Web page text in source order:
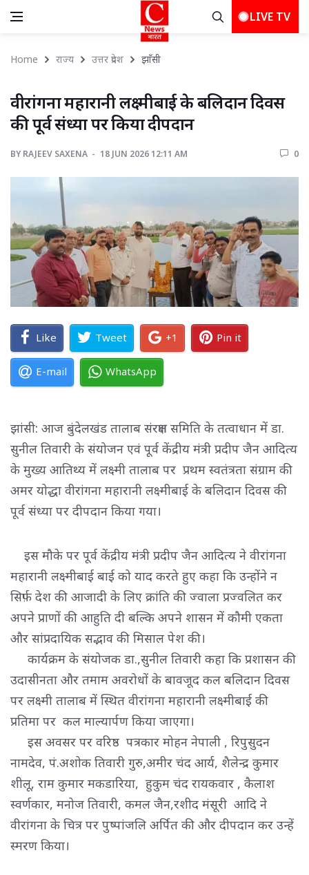
LIVE TV
Home राज्य उत्तर प्रदेश झाँसी
वीरांगना महारानी लक्ष्मीबाई के बलिदान दिवस
की पूर्व संध्या पर किया दीपदान
BY RAJEEV SAXENA 18 JUN 2026 12:11 AM 0
Like Tweet +1 Pin it
E-mail WhatsApp
झांसी: आज बुंदेलखंड तालाब संरक्षण समिति के तत्वाधान में डा.
सुनील तिवारी के संयोजन एवं पूर्व केंद्रीय मंत्री प्रदीप जैन आदित्य
के मुख्य आतिथ्य में लक्ष्मी तालाब पर प्रथम स्वतंत्रता संग्राम‌ की
अमर योद्धा वीरांगना महारानी लक्ष्मीबाई के बलिदान दिवस की
पूर्व संध्या पर दीपदान किया गया।
इस मौके पर पूर्व केंद्रीय मंत्री प्रदीप जैन आदित्य ने वीरांगना
महारानी लक्ष्मीबाई बाई को याद करते हुए कहा कि उन्होंने न
सिर्फ़ देश की आजादी के लिए क्रांति की ज्वाला प्रज्वलित कर
अपने प्राणों की आहुति दी बल्कि अपने शासन में कौमी एकता
और सांप्रदायिक सद्भाव की मिसाल पेश की।
कार्यक्रम के संयोजक डा.,सुनील तिवारी कहा कि प्रशासन की
उदासीनता और तमाम अवरोधों के बावजूद कल बलिदान दिवस
पर लक्ष्मी तालाब में स्थित वीरांगना महारानी लक्ष्मीबाई की
प्रतिमा पर कल माल्यार्पण किया जाएगा।
इस अवसर पर वरिष्ठ पत्रकार मोहन नेपाली , रिपुसुदन
नामदेव, पं.अशोक तिवारी गुरु,अमीर चंद आर्य, शैलेन्द्र कुमार
शीलू, राम कुमार मकडारिया, हुकुम चंद रायकवार , कैलाश
स्वर्णकार, मनोज तिवारी, कमल जैन,रशीद मंसूरी आदि ने
वीरांगना के चित्र पर पुष्पांजलि अर्पित की और दीपदान कर उन्हें
स्मरण किया।